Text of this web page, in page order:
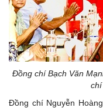
Đồng chíBạch Văn
chí
Đồng chí Nguyễn